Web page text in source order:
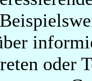
oder